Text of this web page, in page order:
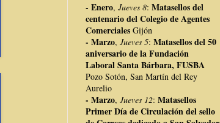
- Enero, Jueves 8: Matasellos del
centenario del Colegio de Agentes
Comerciales Gijón
- Marzo, Jueves 5: Matasellos del 50
aniversario de la Fundación
Laboral Santa Bárbara, FUSBA
Pozo Sotón, San Martín del Rey
Aurelio
- Marzo, Jueves 12: Matasellos
Primer Día de Circulación del sello